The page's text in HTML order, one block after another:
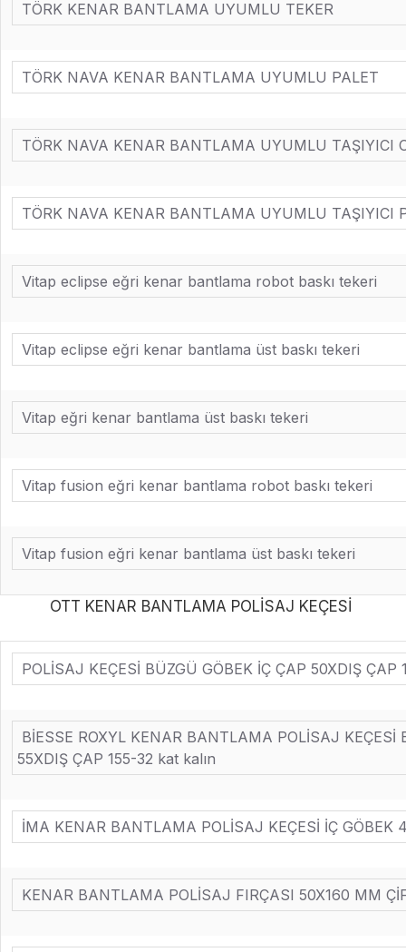
TÖRK KENAR BANTLAMA UYUMLU TEKER
TÖRK NAVA KENAR BANTLAMA UYUMLU PALET
TÖRK NAVA KENAR BANTLAMA UYUMLU TAŞIYICI
TÖRK NAVA KENAR BANTLAMA UYUMLU TAŞIYICI
Vitap eclipse eğri kenar bantlama robot baskı tekeri
Vitap eclipse eğri kenar bantlama üst baskı tekeri
Vitap eğri kenar bantlama üst baskı tekeri
Vitap fusion eğri kenar bantlama robot baskı tekeri
Vitap fusion eğri kenar bantlama üst baskı tekeri
OTT KENAR BANTLAMA POLİSAJ KEÇESİ
POLİSAJ KEÇESİ BÜZGÜ GÖBEK İÇ ÇAP 50XDIŞ ÇAP
BİESSE ROXYL KENAR BANTLAMA POLİSAJ KEÇESİ
55XDIŞ ÇAP 155-32 kat kalın
İMA KENAR BANTLAMA POLİSAJ KEÇESİ İÇ GÖBEK
KENAR BANTLAMA POLİSAJ FIRÇASI 50X160 MM